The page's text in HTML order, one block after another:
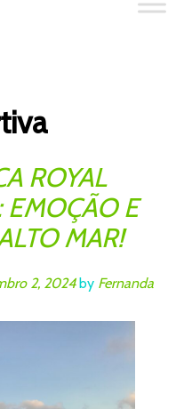
ROYAL
E
MAR!
2, 2024by Fernanda